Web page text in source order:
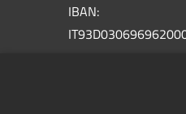
IBAN: